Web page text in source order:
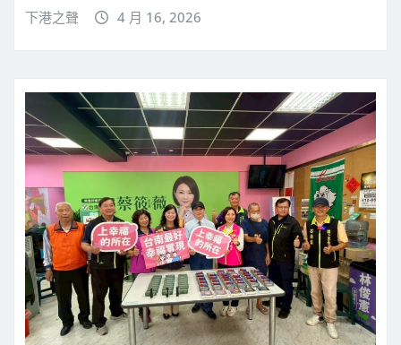
下港之聲 4 月 16, 2026